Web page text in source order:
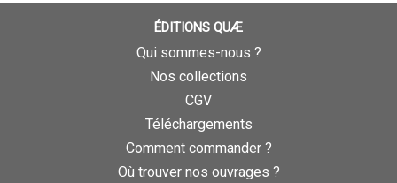
ÉDITIONS QUÆ
Qui sommes-nous ?
Nos collections
CGV
Téléchargements
Comment commander ?
Où trouver nos ouvrages ?